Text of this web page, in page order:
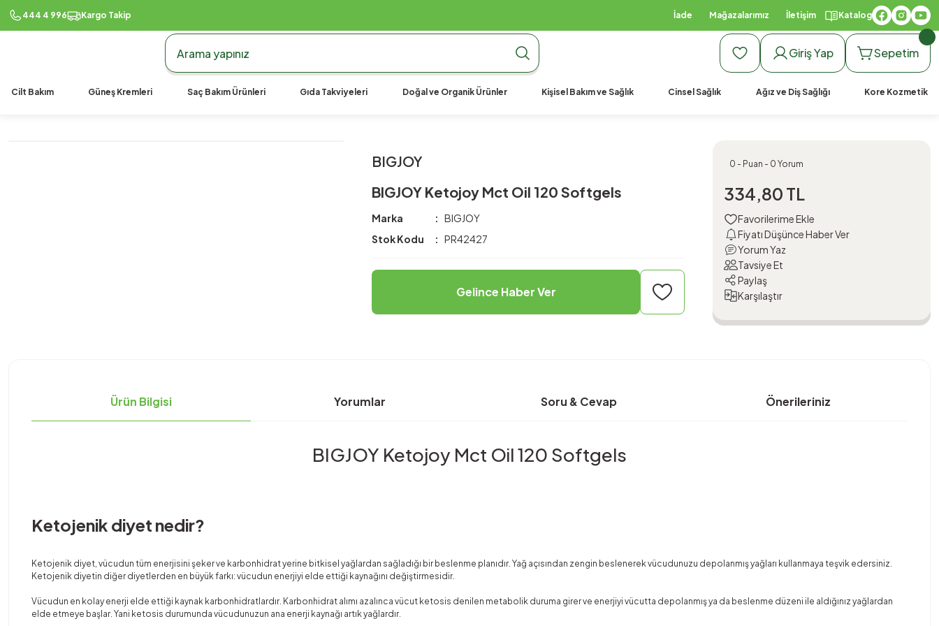
444 4 996 Kargo Takip
990 TL Üzeri Ücretsiz Kargo990 TL Üzeri Ücretsiz Kargo
İade Mağazalarımız İletişim Katalog
Giriş Yap Sepetim
Cilt Bakım Güneş Kremleri Saç Bakım Ürünleri Gıda Takviyeleri Doğal ve Organik Ürünler Kişisel Bakım ve Sağlık Cinsel Sağlık Ağız ve Diş Sağlığı Kore Kozmetik
BIGJOY
BIGJOY Ketojoy Mct Oil 120 Softgels
Marka
BIGJOY
Stok Kodu
PR42427
Gelince Haber Ver
0 - Puan - 0 Yorum
334,80 TL
Fiyatı Düşünce Haber Ver
Yorum Yaz
Tavsiye Et
Paylaş
Karşılaştır
Ürün Bilgisi Yorumlar Soru & Cevap Önerileriniz
BIGJOY Ketojoy Mct Oil 120 Softgels
Ketojenik diyet nedir?
Ketojenik diyet, vücudun tüm enerjisini şeker ve karbonhidrat yerine bitkisel yağlardan sağladığı bir beslenme planıdır. Yağ açısından zengin beslenerek vücudunuzu depolanmış yağları kullanmaya teşvik edersiniz.
Ketojenik diyetin diğer diyetlerden en büyük farkı: vücudun enerjiyi elde ettiği kaynağını değiştirmesidir.
Vücudun en kolay enerji elde ettiği kaynak karbonhidratlardır. Karbonhidrat alımı azalınca vücut ketosis denilen metabolik duruma girer ve enerjiyi vücutta depolanmış ya da beslenme düzeni ile aldığınız yağlardan
elde etmeye başlar. Yani ketosis durumunda vücudunuzun ana enerji kaynağı artık yağlardır.